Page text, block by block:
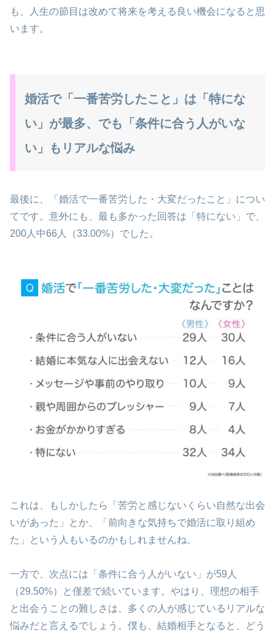
も、人生の節目は改めて将来を考える良い機会になると思
います。
婚活で「一番苦労したこと」は「特にな
い」が最多、でも「条件に合う人がいな
い」もリアルな悩み
最後に、「婚活で一番苦労した・大変だったこと」につい
てです。意外にも、最も多かった回答は「特にない」で、
200人中66人（33.00%）でした。
これは、もしかしたら「苦労と感じないくらい自然な出会
いがあった」とか、「前向きな気持ちで婚活に取り組め
た」という人もいるのかもしれませんね。
一方で、次点には「条件に合う人がいない」が59人
（29.50%）と僅差で続いています。やはり、理想の相手
と出会うことの難しさは、多くの人が感じているリアルな
悩みだと言えるでしょう。僕も、結婚相手となると、どう